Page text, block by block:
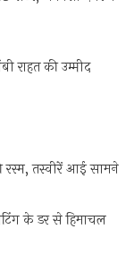
राहत की उम्मीद
रस्म, तस्वीरें आई सामने
के डर से हिमाचल